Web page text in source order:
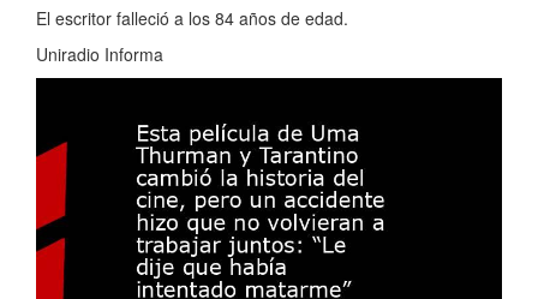
El escritor falleció a los 84 años de edad.
Uniradio Informa